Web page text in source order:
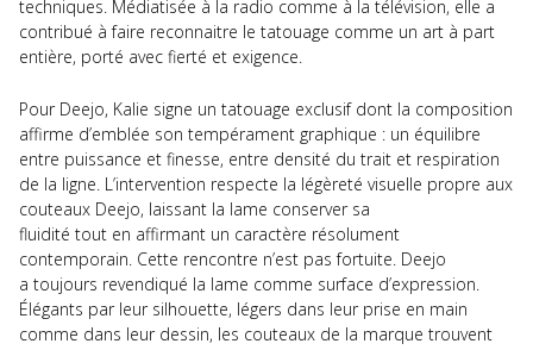
techniques. Médiatisée à la radio comme à la télévision, elle a
contribué à faire reconnaitre le tatouage comme un art à part
entière, porté avec fierté et exigence.
Pour Deejo, Kalie signe un tatouage exclusif dont la composition
affirme d’emblée son tempérament graphique : un équilibre
entre puissance et finesse, entre densité du trait et respiration
de la ligne. L’intervention respecte la légèreté visuelle propre aux
couteaux Deejo, laissant la lame conserver sa
fluidité tout en affirmant un caractère résolument
contemporain. Cette rencontre n’est pas fortuite. Deejo
a toujours revendiqué la lame comme surface d’expression.
Élégants par leur silhouette, légers dans leur prise en main
comme dans leur dessin, les couteaux de la marque trouvent